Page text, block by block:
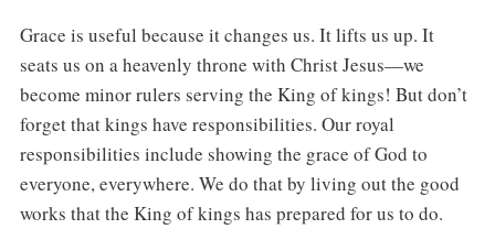
Grace is useful because it changes us. It lifts us up. It
seats us on a heavenly throne with Christ Jesus—we
become minor rulers serving the King of kings! But don’t
forget that kings have responsibilities. Our royal
responsibilities include showing the grace of God to
everyone, everywhere. We do that by living out the good
works that the King of kings has prepared for us to do.